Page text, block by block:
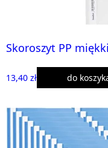
Skoroszyt PP
13,40 zł do